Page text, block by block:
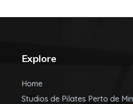
Explore
Home
Studios de Pilates Perto de